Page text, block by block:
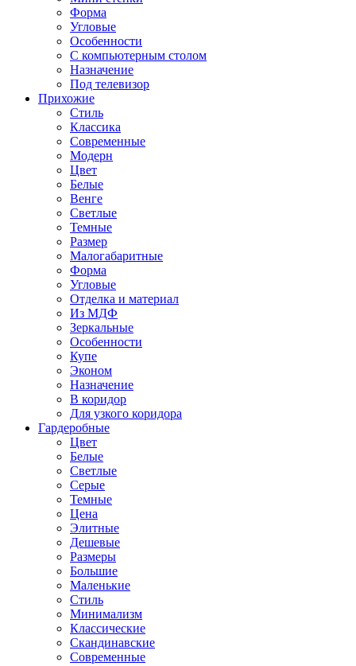
Форма
Угловые
Особенности
С компьютерным столом
Назначение
Под телевизор
Прихожие
Стиль
Классика
Современные
Модерн
Цвет
Белые
Венге
Светлые
Темные
Размер
Малогабаритные
Форма
Угловые
Отделка и материал
Из МДФ
Зеркальные
Особенности
Купе
Эконом
Назначение
В коридор
Для узкого коридора
Гардеробные
Цвет
Белые
Светлые
Серые
Темные
Цена
Элитные
Дешевые
Размеры
Большие
Маленькие
Стиль
Минимализм
Классические
Скандинавские
Современные